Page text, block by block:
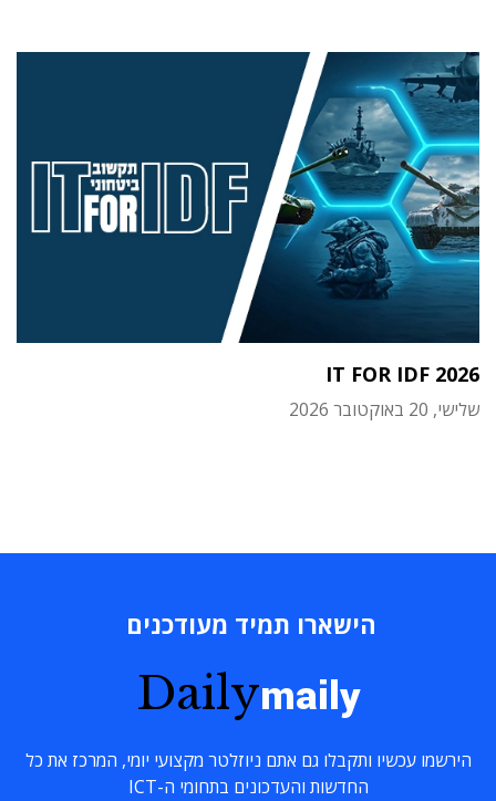
IT FOR IDF 2026
שלישי, 20 באוקטובר 2026
הישארו תמיד מעודכנים
Dailymaily
הירשמו עכשיו ותקבלו גם אתם ניוזלטר מקצועי יומי, המרכז את כל
החדשות והעדכונים בתחומי ה-ICT